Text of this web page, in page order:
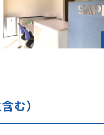
む）